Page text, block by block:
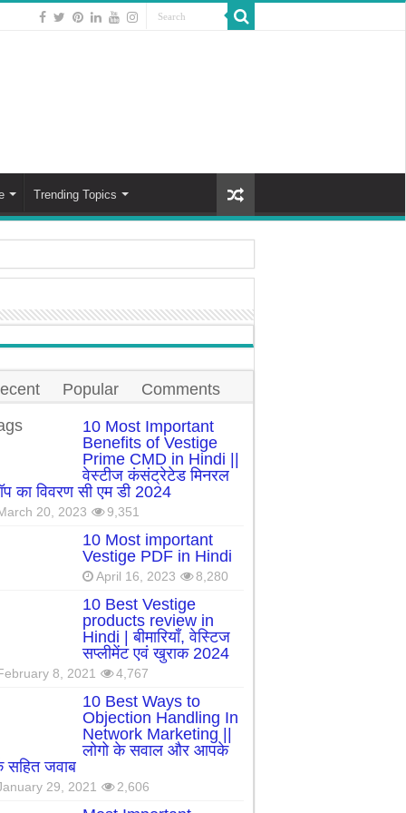
Trending Topics
ने जताई आशंका, फैल सकती है मनुष्यों मे भी । 2024
पकाने में सात सबसे अच्छे तेल !
और चिकनी त्वचा के लिए ये घेरलु उपाये है जरूरी!
Popular
Comments
10 Most Important
Benefits of Vestige
Prime CMD in Hindi ||
वेस्टीज कंसंट्रेटेड मिनरल
का विवरण सी एम डी 2024
20, 2023 9,351
10 Most important
Vestige PDF in Hindi
April 16, 2023 8,280
10 Best Vestige
products review in
Hindi | बीमारियाँ, वेस्टिज
सप्लीमेंट एवं खुराक 2024
8, 2021 4,767
10 Best Ways to
Objection Handling In
Network Marketing ||
लोगो के सवाल और आपके
सहित जवाब
29, 2021 2,606